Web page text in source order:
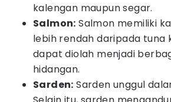
kalengan maupun segar.
Salmon: Salmon memiliki
lebih rendah daripada tuna
dapat diolah menjadi
hidangan.
Sarden: Sarden unggul